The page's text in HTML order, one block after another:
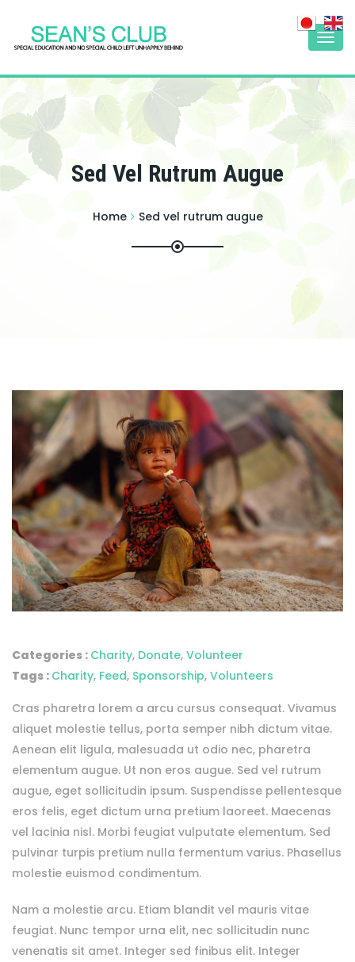
Sed Vel Rutrum Augue
Home Sed vel rutrum augue
Categories : Charity, Donate, Volunteer
Tags : Charity, Feed, Sponsorship, Volunteers
Cras pharetra lorem a arcu cursus consequat. Vivamus
aliquet molestie tellus, porta semper nibh dictum vitae.
Aenean elit ligula, malesuada ut odio nec, pharetra
elementum augue. Ut non eros augue. Sed vel rutrum
augue, eget sollicitudin ipsum. Suspendisse pellentesque
eros felis, eget dictum urna pretium laoreet. Maecenas
vel lacinia nisl. Morbi feugiat vulputate elementum. Sed
pulvinar turpis pretium nulla fermentum varius. Phasellus
molestie euismod condimentum.
Nam a molestie arcu. Etiam blandit vel mauris vitae
feugiat. Nunc tempor urna elit, nec sollicitudin nunc
venenatis sit amet. Integer sed finibus elit. Integer